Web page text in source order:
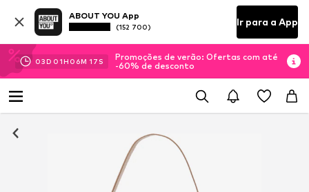
ABOUT YOU App
(152 700) Ir para a App
03D 01H 06M 16 S
Promoções de verão: Ofertas com até
-60% de desconto